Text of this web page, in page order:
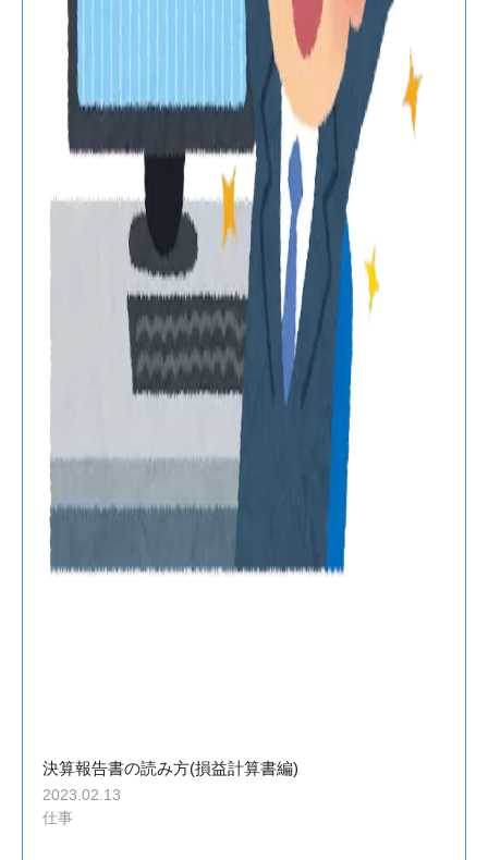
決算報告書の読み方(損益計算書編)
2023.02.13
仕事